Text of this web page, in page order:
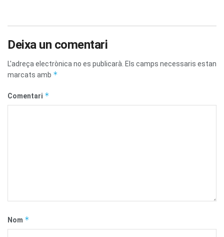
Deixa un comentari
L'adreça electrònica no es publicarà. Els camps necessaris estan
marcats amb *
Comentari *
Nom *